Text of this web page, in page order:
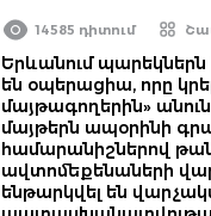
14585 դիտում
Երևանում
են օպերացիա, որը
մայթագողերին»
մայթերն ապօրինի
համարանիշներով
ավտոմեքենաների
ենթարկվել են